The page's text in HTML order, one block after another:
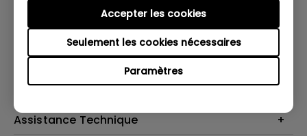
Paramètres
Seulement les cookies nécessaires
Accepter les cookies
Produits
Vidéoprojecteurs
Éclairage
Business Display
Assistance Technique